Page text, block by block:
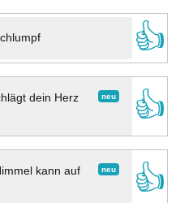
👍
neu
dein Herz
👍
neu
kann auf
👍